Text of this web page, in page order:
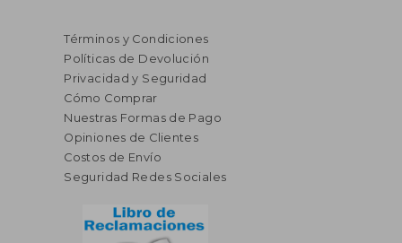
Términos y Condiciones
Políticas de Devolución
Privacidad y Seguridad
Cómo Comprar
Nuestras Formas de Pago
Opiniones de Clientes
Costos de Envío
Seguridad Redes Sociales